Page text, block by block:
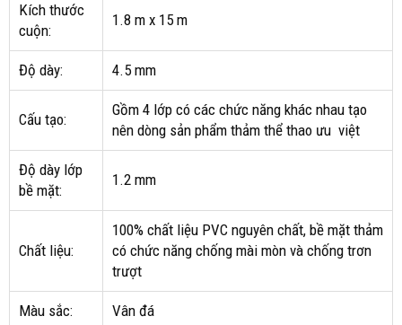
Kích thước
cuộn:
1.8 m x 15 m
Độ dày: 4.5 mm
Cấu tạo:
Gồm 4 lớp có các chức năng khác nhau tạo
nên dòng sản phẩm thảm thể thao ưu việt
Độ dày lớp
bề mặt:
1.2 mm
Chất liệu:
100% chất liệu PVC nguyên chất, bề mặt thảm
có chức năng chống mài mòn và chống trơn
trượt
Màu sắc: Vân đá